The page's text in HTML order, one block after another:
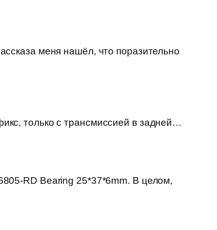
меня нашёл, что поразительно
только с трансмиссией в задней…
RD Bearing 25*37*6mm. В целом,